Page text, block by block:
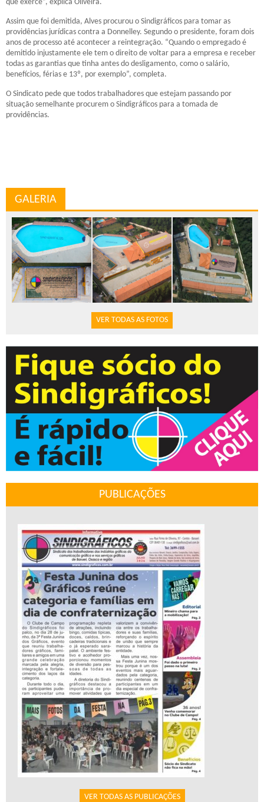
que exerce”, explica Oliveira.
Assim que foi demitida, Alves procurou o Sindigráficos para tomar as
providências jurídicas contra a Donnelley. Segundo o presidente, foram dois
anos de processo até acontecer a reintegração. “Quando o empregado é
demitido injustamente ele tem o direito de voltar para a empresa e receber
todas as garantias que tinha antes do desligamento, como o salário,
benefícios, férias e 13º, por exemplo”, completa.
O Sindicato pede que todos trabalhadores que estejam passando por
situação semelhante procurem o Sindigráficos para a tomada de
providências.
GALERIA
VER TODAS AS FOTOS
PUBLICAÇÕES
VER TODAS AS PUBLICAÇÕES